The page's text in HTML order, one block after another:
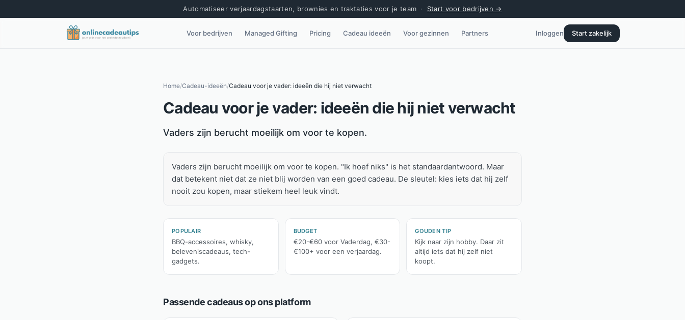
Automatiseer verjaardagstaarten, brownies en traktaties voor je team · Start voor bedrijven →
Voor bedrijven Managed Gifting Pricing Cadeau ideeën Voor gezinnen Partners Inloggen Start zakelijk
Home/Cadeau-ideeën/Cadeau voor je vader: ideeën die hij niet verwacht
Cadeau voor je vader: ideeën die hij niet verwacht
Kort antwoord
Vaders zijn berucht moeilijk om voor te kopen.
Vaders zijn berucht moeilijk om voor te kopen. "Ik hoef niks" is het standaardantwoord. Maar
dat betekent niet dat ze niet blij worden van een goed cadeau. De sleutel: kies iets dat hij zelf
nooit zou kopen, maar stiekem heel leuk vindt.
POPULAIR
BBQ-accessoires, whisky,
beleveniscadeaus, tech-
gadgets.
BUDGET
€20-€60 voor Vaderdag, €30-
€100+ voor een verjaardag.
GOUDEN TIP
Kijk naar zijn hobby. Daar zit
altijd iets dat hij zelf niet
koopt.
Passende cadeaus op ons platform